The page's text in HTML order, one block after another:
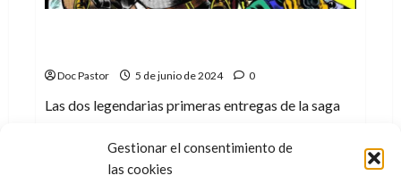
Gestionar el consentimiento de
las cookies
Doc Pastor 5 de junio de 2024 0
Las dos legendarias primeras entregas de la saga
Leer Más
más